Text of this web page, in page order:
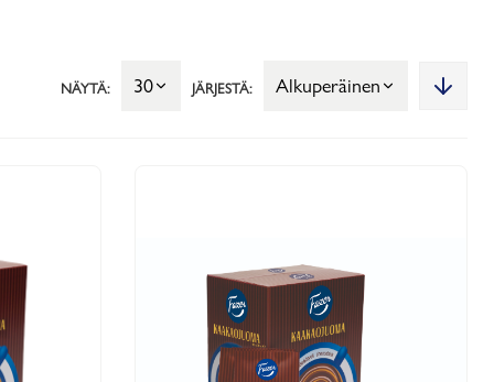
NÄYTÄ: 30 JÄRJESTÄ: Alkuperäinen